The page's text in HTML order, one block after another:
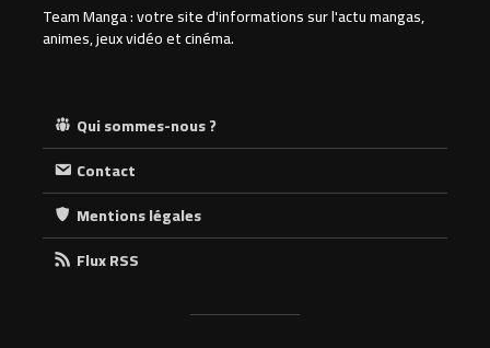
Team Manga : votre site d'informations sur l'actu mangas,
animes, jeux vidéo et cinéma.
Qui sommes-nous ?
Contact
Mentions légales
Flux RSS